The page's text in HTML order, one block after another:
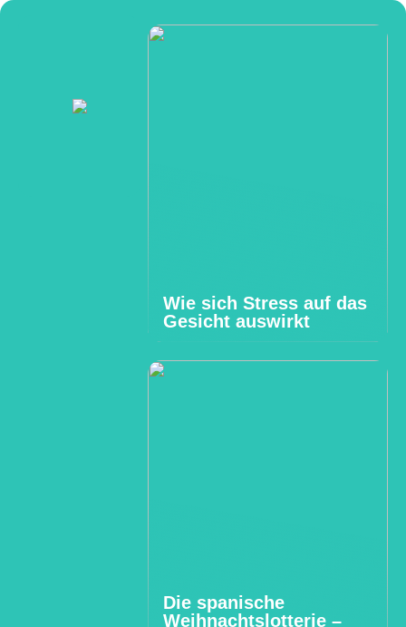
Wie sich Stress auf das
Gesicht auswirkt
Die spanische
Weihnachtslotterie –